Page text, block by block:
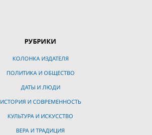
РУБРИКИ
КОЛОНКА ИЗДАТЕЛЯ
ПОЛИТИКА И ОБЩЕСТВО
ДАТЫ И ЛЮДИ
ИСТОРИЯ И СОВРЕМЕННОСТЬ
КУЛЬТУРА И ИСКУССТВО
ВЕРА И ТРАДИЦИЯ